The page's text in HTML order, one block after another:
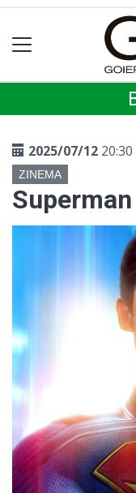
2025/07/12 20:30
ZINEMA
Superman